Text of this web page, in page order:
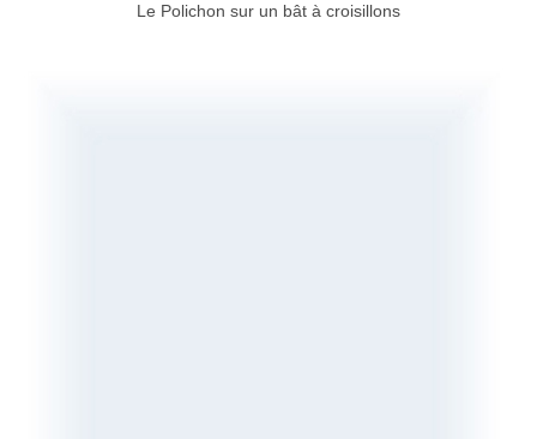
Le Polichon sur un bât à croisillons